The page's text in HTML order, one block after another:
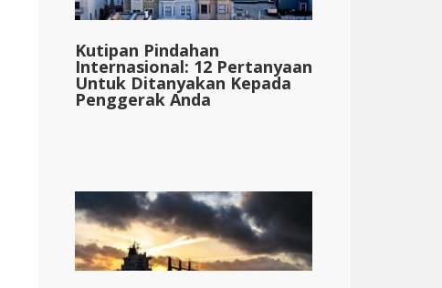
Kutipan Pindahan
Internasional: 12 Pertanyaan
Untuk Ditanyakan Kepada
Penggerak Anda